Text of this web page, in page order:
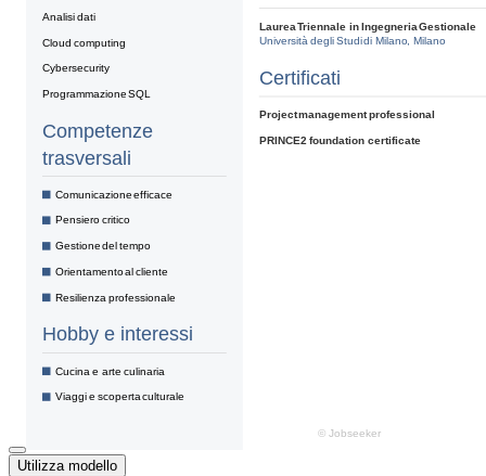
Utilizza modello